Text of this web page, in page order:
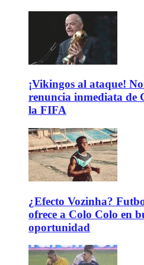
¡Vikingos al ataque!
renuncia inmediata de
la FIFA
¿Efecto Vozinha?
ofrece a Colo Colo en
oportunidad